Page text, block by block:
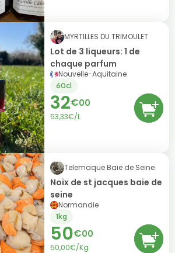
MYRTILLES DU TRIMOULET
Lot de 3 liqueurs: 1 de
chaque parfum
Nouvelle-Aquitaine
60cl
32€00
53,33€/L
Telemaque Baie de Seine
Noix de st jacques baie de
seine
Normandie
1kg
50€00
50,00€/Kg